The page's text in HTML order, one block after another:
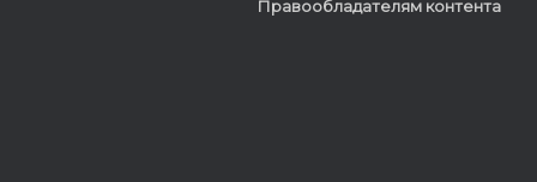
Правообладателям контента